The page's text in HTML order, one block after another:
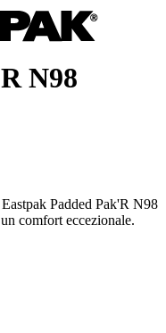
N98
Padded Pak'R N98
comfort eccezionale.